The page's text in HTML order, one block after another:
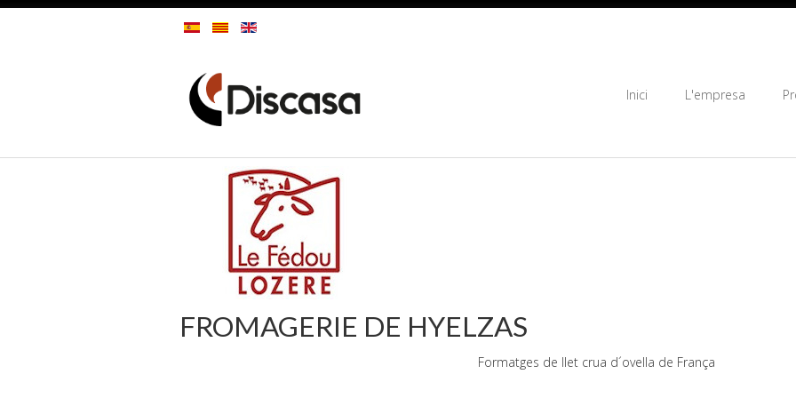
Inici L'empresa
FROMAGERIE DE HYELZAS
Formatges de llet crua d´ovella de França